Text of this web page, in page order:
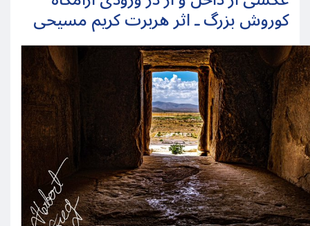
کوروش بزرگ ـ اثر هربرت کریم مسیحی